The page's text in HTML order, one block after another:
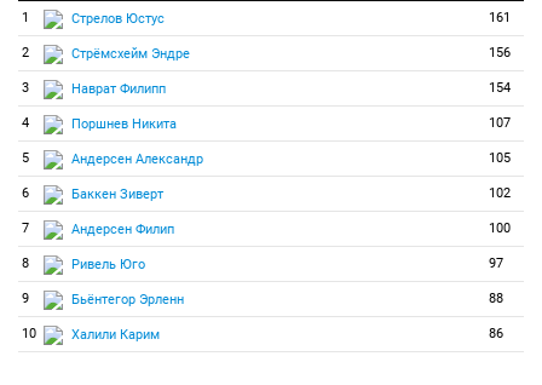
52 Бротье Реми 0
53 Буки Адам 0
54 Бута Флорин-Каталин 0
55 Бьёнтегор Эрленн 0
56 Вестервельт Бьорн 0
57 Вреко Лука 0
58 Вукович Алекса 0
59 Вшивцев Март
60 Гайдук Николай
61 Гего Хунор
1 Стрелов Юстус 161
2 Стрёмсхейм Эндре 156
3 Наврат Филипп 154
4 Поршнев Никита 107
5 Андерсен Александр 105
6 Баккен Зиверт 102
7 Андерсен Филип 100
8 Ривель Юго 97
9 Бьёнтегор Эрленн 88
10 Халили Карим 86